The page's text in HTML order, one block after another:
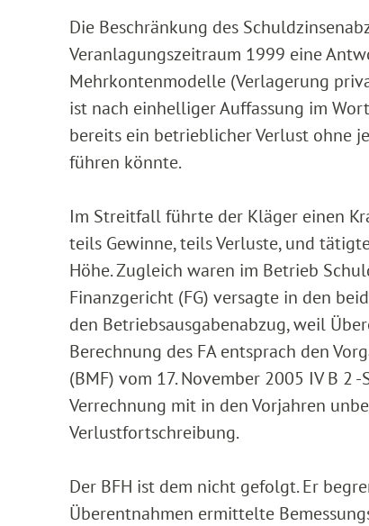
Die Beschränkung des
Veranlagungszeitraum 1999 eine
Mehrkontenmodelle (Verlagerung
ist nach einhelliger Auffassung im
bereits ein betrieblicher Verlust ohne
führen könnte.
Im Streitfall führte der Kläger einen
teils Gewinne, teils Verluste, und
Höhe. Zugleich waren im Betrieb
Finanzgericht (FG) versagte in den
den Betriebsausgabenabzug, weil
Berechnung des FA entsprach den
(BMF) vom 17. November 2005 IV B 2
Verrechnung mit in den Vorjahren
Verlustfortschreibung.
Der BFH ist dem nicht gefolgt. Er
Überentnahmen ermittelte